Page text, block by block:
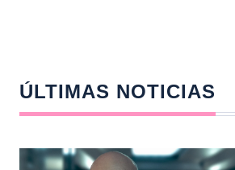
ÚLTIMAS NOTICIAS